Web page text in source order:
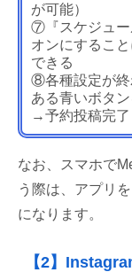
が可能）
⑦『スケジュー
オンにするこ
できる
⑧各種設定が終
ある青いボタ
→予約投稿完了
なお、スマホで
う際は、アプリ
になります。
【2】